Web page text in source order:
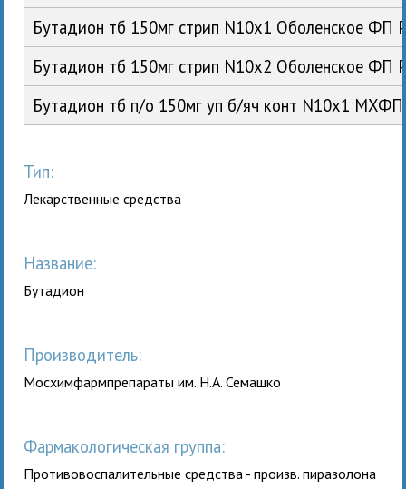
Бутадион тб 150мг стрип N10x1 Оболенское ФП
Бутадион тб 150мг стрип N10x2 Оболенское ФП
Бутадион тб п/о 150мг уп б/яч конт N10x1
Тип:
Лекарственные средства
Название:
Бутадион
Производитель:
Мосхимфармпрепараты им. Н.А. Семашко
Фармакологическая группа:
Противовоспалительные средства - произв. пиразолона